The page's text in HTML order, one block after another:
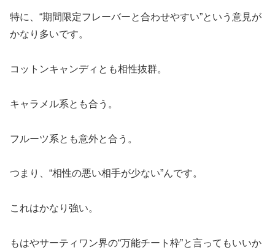
特に、“期間限定フレーバーと合わせやすい”という意見が
かなり多いです。
コットンキャンディとも相性抜群。
キャラメル系とも合う。
フルーツ系とも意外と合う。
つまり、“相性の悪い相手が少ない”んです。
これはかなり強い。
もはやサーティワン界の“万能チート枠”と言ってもいいか